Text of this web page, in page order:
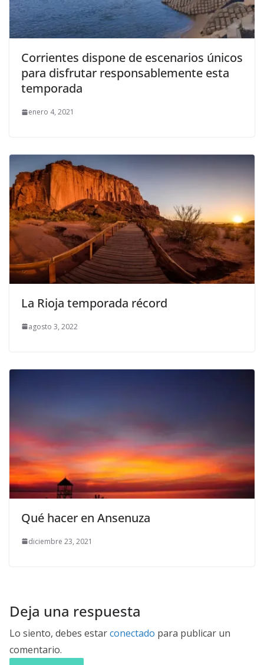
Corrientes dispone de escenarios únicos
para disfrutar responsablemente esta
temporada
enero 4, 2021
La Rioja temporada récord
agosto 3, 2022
Qué hacer en Ansenuza
diciembre 23, 2021
Deja una respuesta
Lo siento, debes estarconectado para publicar un
comentario.